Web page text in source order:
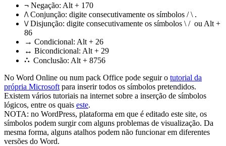
¬ Negação: Alt + 170
/\Conjunção: digite consecutivamente os símbolos / \ .
\/Disjunção: digite consecutivamente os símbolos \ / ou Alt +
86
→ Condicional: Alt + 26
↔ Bicondicional: Alt + 29
∴ Conclusão: Alt + 8756
No Word Online ou num pack Office pode seguir o tutorial da
própria Microsoft para inserir todos os símbolos pretendidos.
Existem vários tutoriais na internet sobre a inserção de símbolos
lógicos, entre os quais este.
NOTA: no WordPress, plataforma em que é editado este site, os
símbolos podem surgir com alguns problemas de visualização. Da
mesma forma, alguns atalhos podem não funcionar em diferentes
versões do Word.